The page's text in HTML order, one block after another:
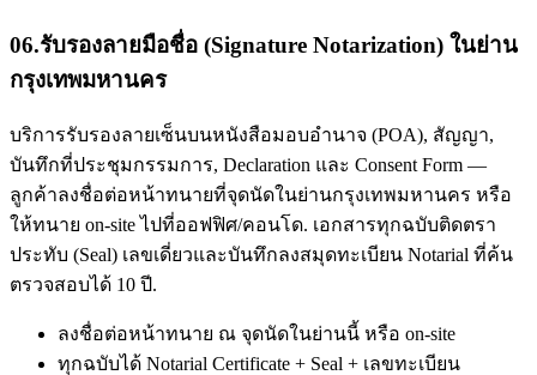
06.รับรองลายมือชื่อ (Signature Notarization) ในย่าน
กรุงเทพมหานคร
บริการรับรองลายเซ็นบนหนังสือมอบอำนาจ (POA), สัญญา,
บันทึกที่ประชุมกรรมการ, Declaration และ Consent Form —
ลูกค้าลงชื่อต่อหน้าทนายที่จุดนัดในย่านกรุงเทพมหานคร หรือ
ให้ทนาย on-site ไปที่ออฟฟิศ/คอนโด. เอกสารทุกฉบับติดตรา
ประทับ (Seal) เลขเดี่ยวและบันทึกลงสมุดทะเบียน Notarial ที่ค้น
ตรวจสอบได้ 10 ปี.
ลงชื่อต่อหน้าทนาย ณ จุดนัดในย่านนี้ หรือ on-site
ทุกฉบับได้ Notarial Certificate + Seal + เลขทะเบียน